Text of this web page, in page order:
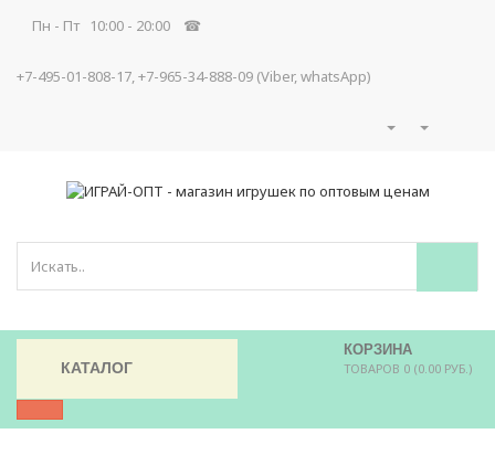
Пн - Пт 10:00 - 20:00 ☎
+7-495-01-808-17, +7-965-34-888-09 (Viber, whatsApp)
КОРЗИНА
ТОВАРОВ 0 (0.00 РУБ.)
КАТАЛОГ